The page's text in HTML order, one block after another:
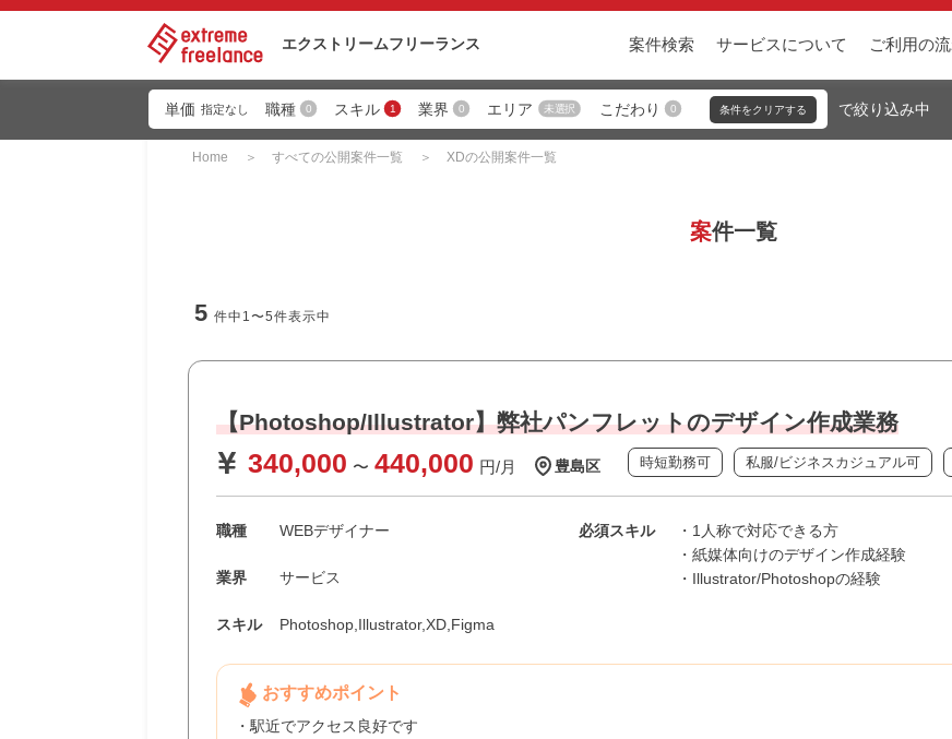
エクストリームフリーランス 案件検索 サービスについて ご利用の
単価 指定なし 職種 0 スキル 1 業界 0 エリア 未選択 こだわり 0
案件一覧
5 件中 1〜5件表示中
【Photoshop/Illustrator】弊社パンフレットのデザイン作成業務
340,000 〜 440,000 円/月 豊島区 時短勤務可 私服/ビジネスカジュアル可
職種 WEBデザイナー
業界 サービス
スキル Photoshop,Illustrator,XD,Figma
必須スキル
・1人称で対応できる方
・紙媒体向けのデザイン作成経験
・Illustrator/Photoshopの経験
おすすめポイント
・駅近でアクセス良好です
Home すべての公開案件一覧 XDの公開案件一覧